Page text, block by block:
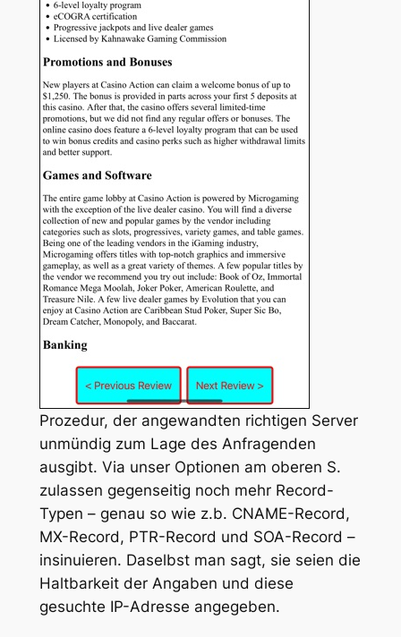
Prozedur, der angewandten richtigen Server
unmündig zum Lage des Anfragenden
ausgibt. Via unser Optionen am oberen S.
zulassen gegenseitig noch mehr Record-
Typen – genau so wie z.b. CNAME-Record,
MX-Record, PTR-Record und SOA-Record –
insinuieren. Daselbst man sagt, sie seien die
Haltbarkeit der Angaben und diese
gesuchte IP-Adresse angegeben.